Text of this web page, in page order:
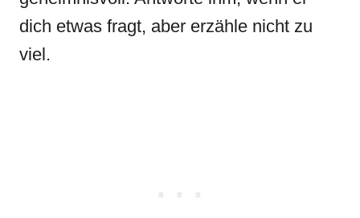
dich etwas fragt, aber erzähle nicht zu
viel.